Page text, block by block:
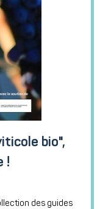
bio",
!
des guides